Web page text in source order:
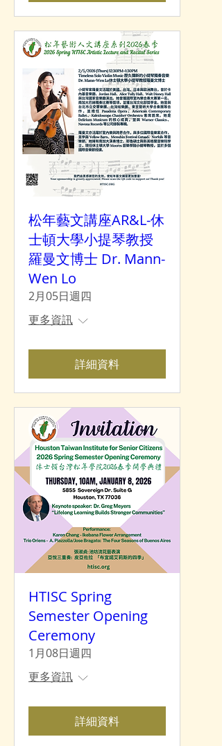
松年藝文講座AR&L-休
士頓大學小提琴教授
羅曼文博士 Dr. Mann-
Wen Lo
2月05日週四
更多資訊
詳細資料
HTISC Spring
Semester Opening
Ceremony
1月08日週四
更多資訊
詳細資料